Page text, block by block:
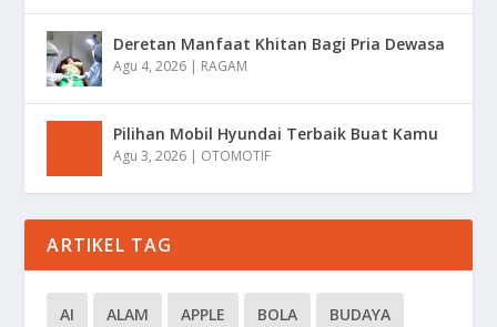
Deretan Manfaat Khitan Bagi Pria Dewasa
Agu 4, 2026 | RAGAM
Pilihan Mobil Hyundai Terbaik Buat Kamu
Agu 3, 2026 | OTOMOTIF
ARTIKEL TAG
AI ALAM APPLE BOLA BUDAYA